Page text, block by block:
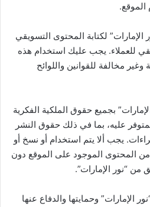
الإمارات” لكتابة المحتوى التسويقي
للعملاء. يجب عليك استخدام هذه
مخالفة للقوانين واللوائح
بجميع حقوق الملكية الفكرية
عليه، بما في ذلك حقوق النشر
يجب ألا يتم استخدام أو نسخ أو
من المحتوى الموجود على الموقع دون
“نور الإمارات”.
الإمارات” وحمايتها والدفاع عنها